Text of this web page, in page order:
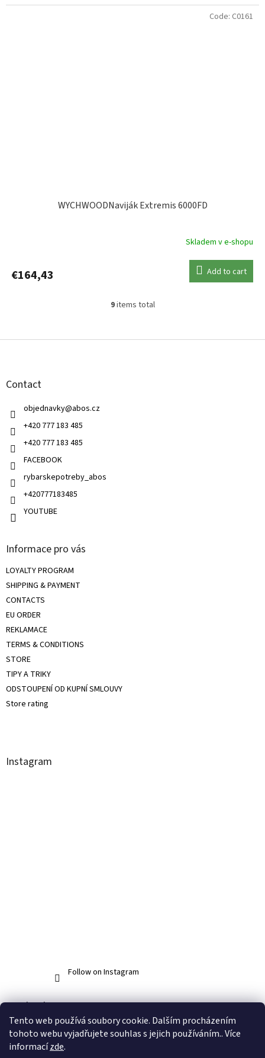
Tento web používá soubory cookie. Dalším procházením
tohoto webu vyjadřujete souhlas s jejich používáním.. Více
informacízde.
WYCHWOODNaviják Extremis 6000FD
Skladem v e-shopu
€164,43 Add to cart
Code: C0161
L
t
9items total
Contact
objednavky@abos.cz
+420 777 183 485
+420 777 183 485
FACEBOOK
rybarskepotreby_abos
+420777183485
YOUTUBE
Informace pro vás
LOYALTY PROGRAM
SHIPPING & PAYMENT
CONTACTS
EU ORDER
REKLAMACE
TERMS & CONDITIONS
STORE
TIPY A TRIKY
ODSTOUPENÍ OD KUPNÍ SMLOUVY
Store rating
Instagram
Follow on Instagram
Facebook